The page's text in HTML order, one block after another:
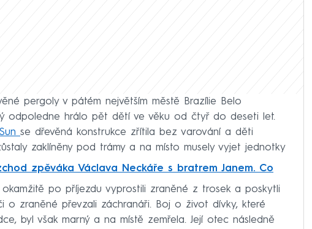
pergoly v pátém největším městě Brazílie Belo
odpoledne hrálo pět dětí ve věku od čtyř do deseti let.
se dřevěná konstrukce zřítila bez varování a děti
zaklíněny pod trámy a na místo musely vyjet jednotky
zpěváka Václava Neckáře s bratrem Janem. Co
okamžitě po příjezdu vyprostili zraněné z trosek a poskytli
o zraněné převzali záchranáři. Boj o život dívky, které
byl však marný a na místě zemřela. Její otec následně